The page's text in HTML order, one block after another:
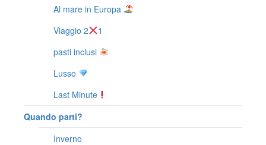
Al mare in Europa
Viaggio 2
1
pasti inclusi
Lusso
Last Minute
Quando parti?
Inverno